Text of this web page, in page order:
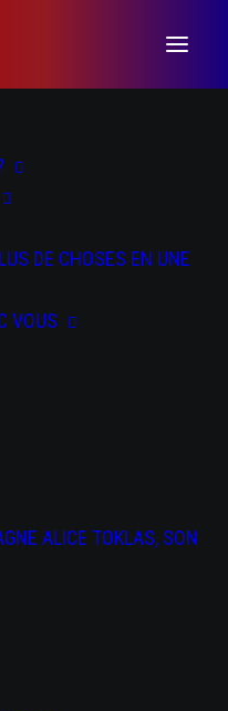
DE CHOSES EN UNE
VOUS
ALICE TOKLAS, SON